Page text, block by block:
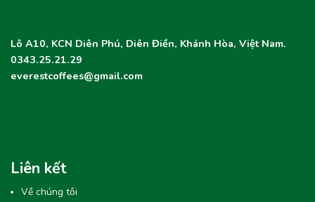
Lô A10, KCN Diên Phú, Diên Điền, Khánh Hòa, Việt Nam.
0343.25.21.29
everestcoffees@gmail.com
Liên kết
Về chúng tôi